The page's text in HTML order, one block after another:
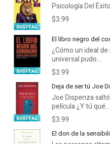
Psicología Del
$3.99
El libro negro del
¿Cómo un ideal
universal pudo...
$3.99
Deja de ser tú Joe
Joe Dispenza
película ¿Y tú qué...
$3.99
El don de la